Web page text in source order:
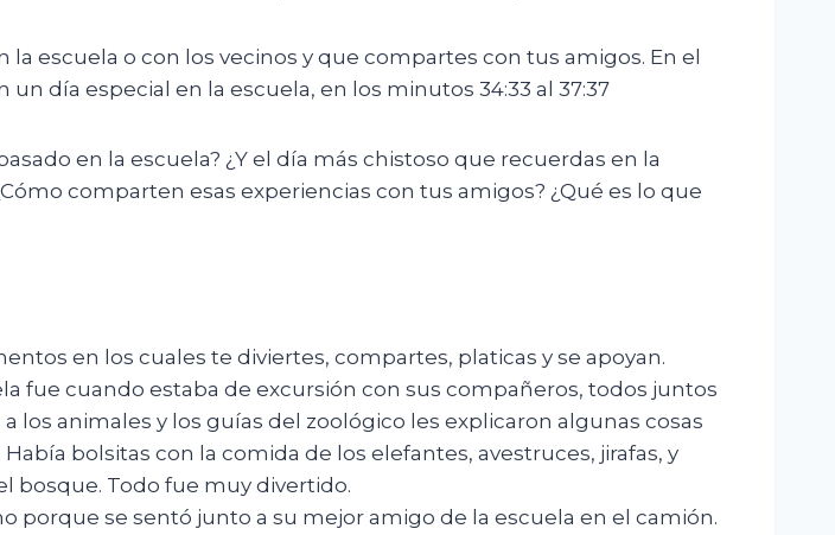
escuela o con los vecinos y que compartes con tus amigos. En el
día especial en la escuela, en los minutos 34:33 al 37:37
en la escuela? ¿Y el día más chistoso que recuerdas en la
comparten esas experiencias con tus amigos? ¿Qué es lo que
en los cuales te diviertes, compartes, platicas y se apoyan.
fue cuando estaba de excursión con sus compañeros, todos juntos
los animales y los guías del zoológico les explicaron algunas cosas
bolsitas con la comida de los elefantes, avestruces, jirafas, y
bosque. Todo fue muy divertido.
porque se sentó junto a su mejor amigo de la escuela en el camión.